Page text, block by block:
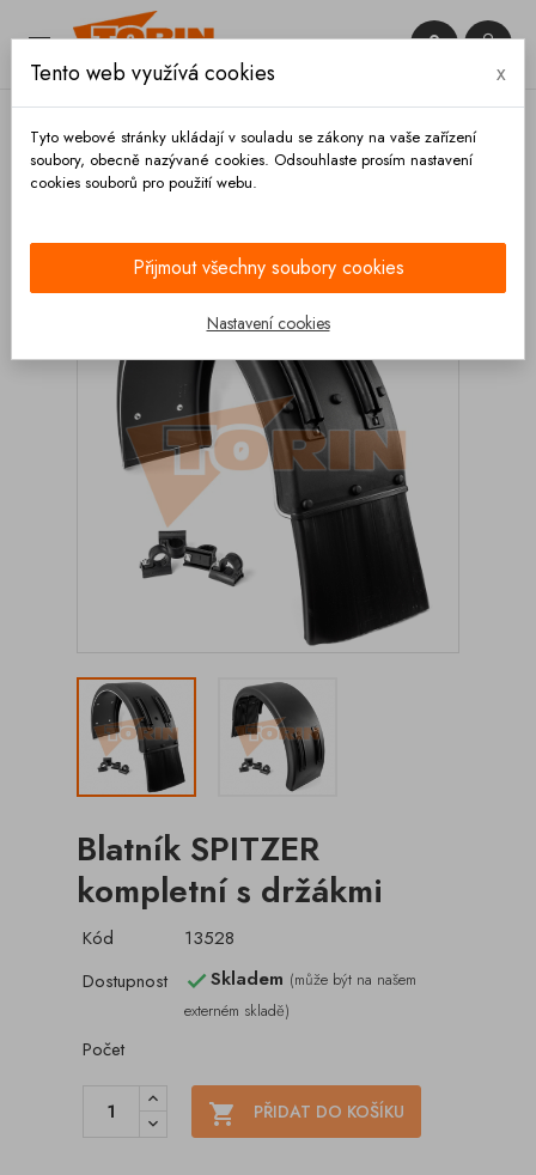
 

Blatník SPITZER
kompletní s držákmi
Kód
13528
Dostupnost
Skladem (může být na našem
externém skladě)
Počet
 PŘIDAT DO KOŠÍKU
Tento web využívá cookies x
Tyto webové stránky ukládají v souladu se zákony na vaše zařízení
soubory, obecně nazývané cookies. Odsouhlaste prosím nastavení
cookies souborů pro použití webu.
Přijmout všechny soubory cookies
Nastavení cookies